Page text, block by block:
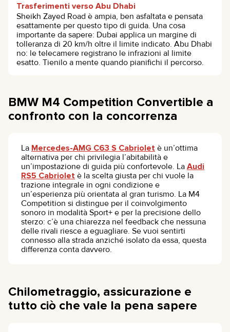
Trasferimenti verso Abu Dhabi
Sheikh Zayed Road è ampia, ben asfaltata e pensata
esattamente per questo tipo di guida. Una cosa
importante da sapere: Dubai applica un margine di
tolleranza di 20 km/h oltre il limite indicato. Abu Dhabi
no: le telecamere registrano le infrazioni al limite
esatto. Tienilo a mente quando pianifichi il percorso.
BMW M4 Competition Convertible a
confronto con la concorrenza
La Mercedes-AMG C63 S Cabriolet è un’ottima
alternativa per chi privilegia l’abitabilità e
un’impostazione di guida più confortevole. La Audi
RS5 Cabriolet è la scelta giusta per chi vuole la
trazione integrale in ogni condizione e
un’esperienza più orientata al gran turismo. La M4
Competition si distingue per il coinvolgimento
sonoro in modalità Sport+ e per la precisione dello
sterzo: c’è una chiarezza nel feedback che nessuna
delle rivali riesce a eguagliare. Se vuoi sentirti
connesso alla strada anziché isolato da essa, questa
differenza conta davvero.
Chilometraggio, assicurazione e
tutto ciò che vale la pena sapere